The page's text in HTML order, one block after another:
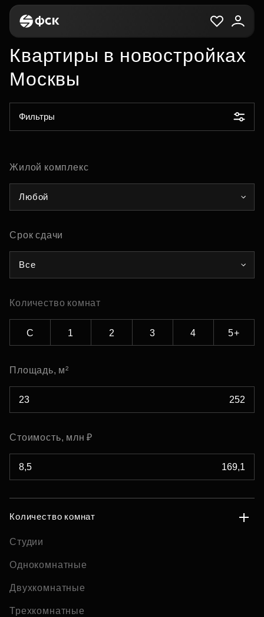
Квартиры в новостройках
Москвы
Фильтры
Жилой комплекс
Любой
Срок сдачи
Все
Количество комнат
С 1 2 3 4 5+
Площадь, м²
Стоимость, млн ₽
Количество комнат
Студии
Однокомнатные
Двухкомнатные
Трехкомнатные